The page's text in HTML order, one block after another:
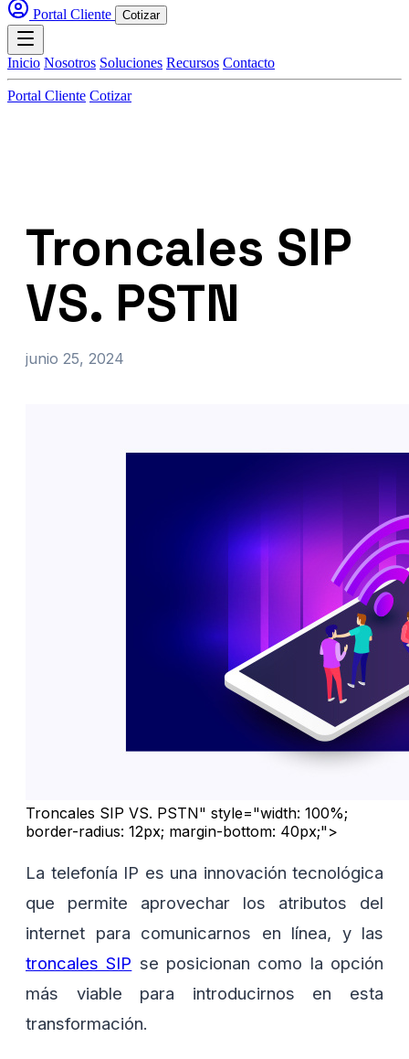
Portal Cliente Cotizar
Inicio Nosotros Soluciones Recursos Contacto
Portal Cliente Cotizar
Troncales SIP
VS. PSTN
junio 25, 2024
Troncales SIP VS. PSTN" style="width: 100%;
border-radius: 12px; margin-bottom: 40px;">
La telefonía IP es una innovación tecnológica
que permite aprovechar los atributos del
internet para comunicarnos en línea, y las
troncales SIP se posicionan como la opción
más viable para introducirnos en esta
transformación.